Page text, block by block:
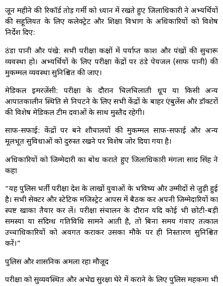
जून महीने की रिकॉर्ड तोड़ गर्मी को ध्यान में रखते हुए जिलाधिकारी ने अभ्यर्थियों
की सहूलियत के लिए कलेक्ट्रेट और शिक्षा विभाग के अधिकारियों को विशेष
निर्देश दिए:
ठंडा पानी और पंखे: सभी परीक्षा कक्षों में पर्याप्त प्रकाश और पंखों की सुचारू
व्यवस्था हो। अभ्यर्थियों के लिए परीक्षा केंद्रों पर ठंडे पेयजल (साफ पानी) की
मुकम्मल व्यवस्था सुनिश्चित की जाए।
मेडिकल इमरजेंसी: परीक्षा के दौरान चिलचिलाती धूप या किसी अन्य
आपातकालीन स्थिति से निपटने के लिए सभी केंद्रों के बाहर एंबुलेंस और डॉक्टरों
की विशेष मेडिकल टीम दवाओं के साथ मुस्तैद रहेगी।
साफ-सफाई: केंद्रों पर बने शौचालयों की मुकम्मल साफ-सफाई और अन्य
मूलभूत सुविधाओं को दुरुस्त रखने पर विशेष जोर दिया गया है।
अधिकारियों को जिम्मेदारी का बोध कराते हुए जिलाधिकारी मंगला प्रसाद सिंह ने
कहा
“यह पुलिस भर्ती परीक्षा प्रदेश के लाखों युवाओं के भविष्य और उम्मीदों से जुड़ी हुई
है। सभी सेक्टर और स्टेटिक मजिस्ट्रेट आपस में बैठक कर अपनी जिम्मेदारियों का
स्पष्ट खाका तैयार कर लें। परीक्षा संचालन के दौरान यदि कोई भी छोटी-बड़ी
समस्या या संदिग्ध गतिविधि सामने आती है, तो बिना समय गंवाए तत्काल
उच्चाधिकारियों को अवगत कराकर उसका मौके पर ही निस्तारण सुनिश्चित
करें।”
पुलिस और प्रशासनिक अमला रहा मौजूद
परीक्षा को सुव्यवस्थित और अभेद्य सुरक्षा घेरे में कराने के लिए पुलिस महकमा भी